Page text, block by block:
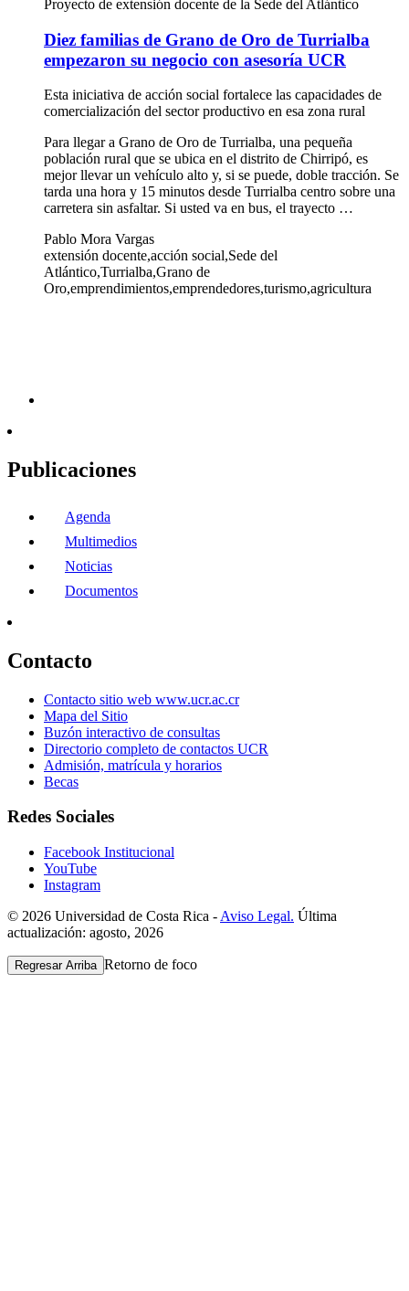
Proyecto de extensión docente de la Sede del Atlántico
Diez familias de Grano de Oro de Turrialba
empezaron su negocio con asesoría UCR
Esta iniciativa de acción social fortalece las capacidades de
comercialización del sector productivo en esa zona rural
Para llegar a Grano de Oro de Turrialba, una pequeña
población rural que se ubica en el distrito de Chirripó, es
mejor llevar un vehículo alto y, si se puede, doble tracción. Se
tarda una hora y 15 minutos desde Turrialba centro sobre una
carretera sin asfaltar. Si usted va en bus, el trayecto …
Pablo Mora Vargas
extensión docente,acción social,Sede del
Atlántico,Turrialba,Grano de
Oro,emprendimientos,emprendedores,turismo,agricultura
Publicaciones
Agenda
Multimedios
Noticias
Documentos
Contacto
Contacto sitio web www.ucr.ac.cr
Mapa del Sitio
Buzón interactivo de consultas
Directorio completo de contactos UCR
Admisión, matrícula y horarios
Becas
Redes Sociales
Facebook Institucional
YouTube
Instagram
© 2026 Universidad de Costa Rica - Aviso Legal. Última
actualización: agosto, 2026
Regresar Arriba Retorno de foco